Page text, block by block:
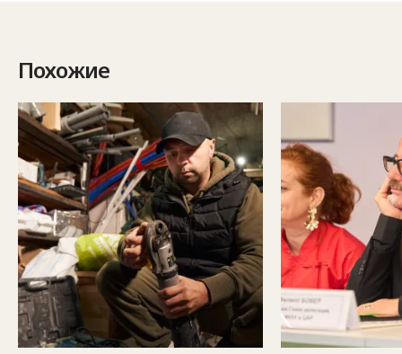
Похожие